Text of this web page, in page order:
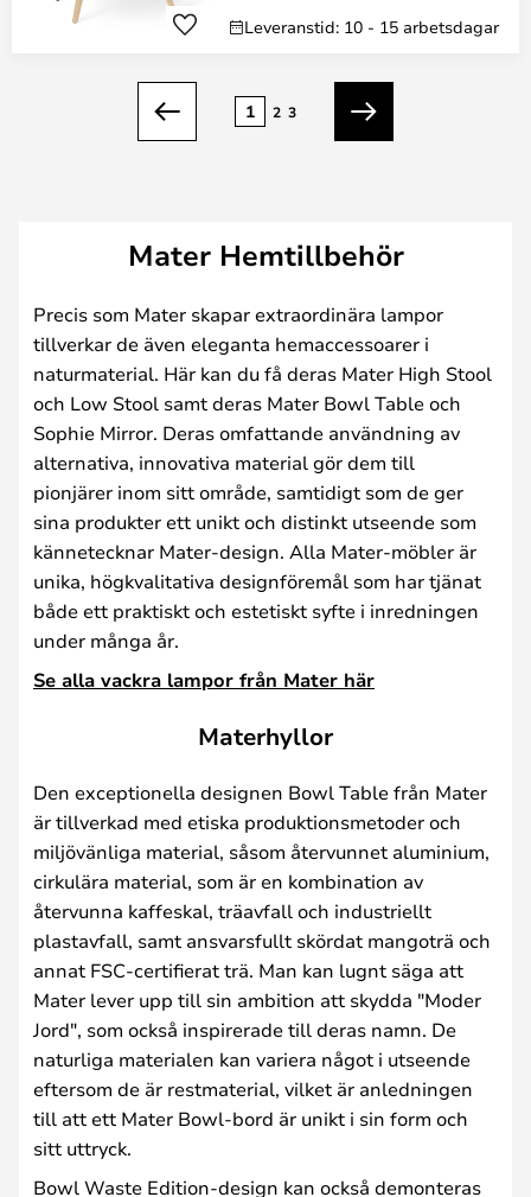
Leveranstid: 10 - 15 arbetsdagar
Föregående
1 2 3
Nästa
Mater Hemtillbehör
Precis som Mater skapar extraordinära lampor
tillverkar de även eleganta hemaccessoarer i
naturmaterial. Här kan du få deras Mater High Stool
och Low Stool samt deras Mater Bowl Table och
Sophie Mirror. Deras omfattande användning av
alternativa, innovativa material gör dem till
pionjärer inom sitt område, samtidigt som de ger
sina produkter ett unikt och distinkt utseende som
kännetecknar Mater-design. Alla Mater-möbler är
unika, högkvalitativa designföremål som har tjänat
både ett praktiskt och estetiskt syfte i inredningen
under många år.
Se alla vackra lampor från Mater här
Materhyllor
Den exceptionella designen Bowl Table från Mater
är tillverkad med etiska produktionsmetoder och
miljövänliga material, såsom återvunnet aluminium,
cirkulära material, som är en kombination av
återvunna kaffeskal, träavfall och industriellt
plastavfall, samt ansvarsfullt skördat mangoträ och
annat FSC-certifierat trä. Man kan lugnt säga att
Mater lever upp till sin ambition att skydda "Moder
Jord", som också inspirerade till deras namn. De
naturliga materialen kan variera något i utseende
eftersom de är restmaterial, vilket är anledningen
till att ett Mater Bowl-bord är unikt i sin form och
sitt uttryck.
Bowl Waste Edition-design kan också demonteras